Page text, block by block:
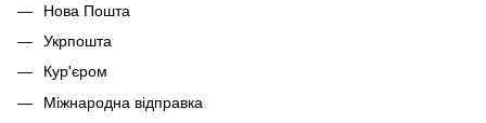
Нова Пошта
Укрпошта
Кур'єром
Міжнародна відправка